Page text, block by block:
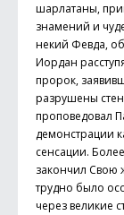
шарлатаны,
знамений и
некий Февда,
Иордан
пророк,
разрушены
проповедовал
демонстрации
сенсации.
закончил Свою
трудно было
через великие